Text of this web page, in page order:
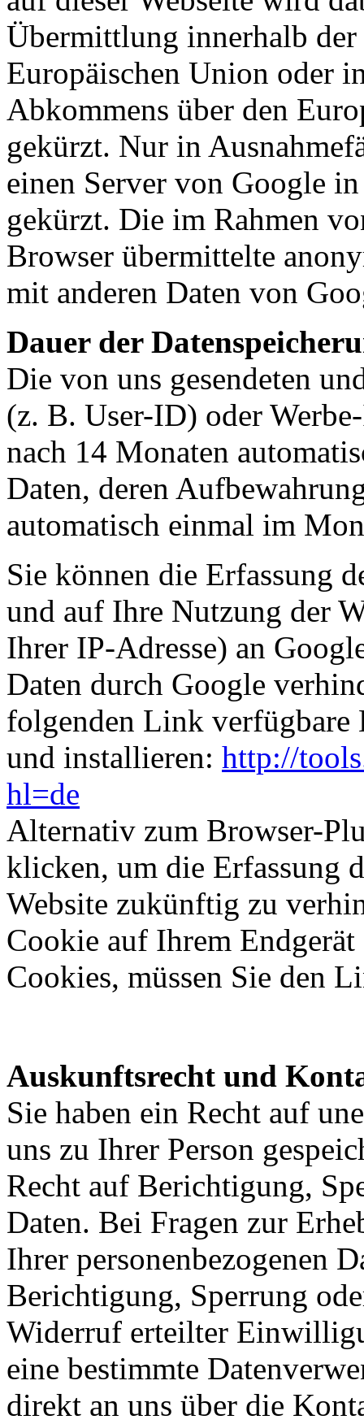
Übermittlung innerhalb
Europäischen Union oder
Abkommens über den
gekürzt. Nur in
einen Server von Google
gekürzt. Die im Rahmen
Browser übermittelte
mit anderen Daten von
Dauer der
Die von uns gesendeten
(z. B. User-ID) oder
nach 14 Monaten
Daten, deren
automatisch einmal im
Sie können die Erfassung
und auf Ihre Nutzung der
Ihrer IP-Adresse) an
Daten durch Google
folgenden Link verfügbare
und installieren: http://
hl=de
Alternativ zum Browser-
klicken, um die Erfassung
Website zukünftig zu
Cookie auf Ihrem
Cookies, müssen Sie den
Auskunftsrecht und
Sie haben ein Recht auf
uns zu Ihrer Person
Recht auf Berichtigung,
Daten. Bei Fragen zur
Ihrer personenbezogenen
Berichtigung, Sperrung
Widerruf erteilter
eine bestimmte
direkt an uns über die